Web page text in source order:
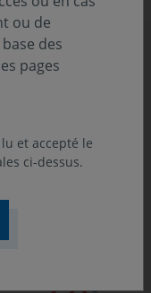
ou de
des
pages
et accepté le
ci-dessus.